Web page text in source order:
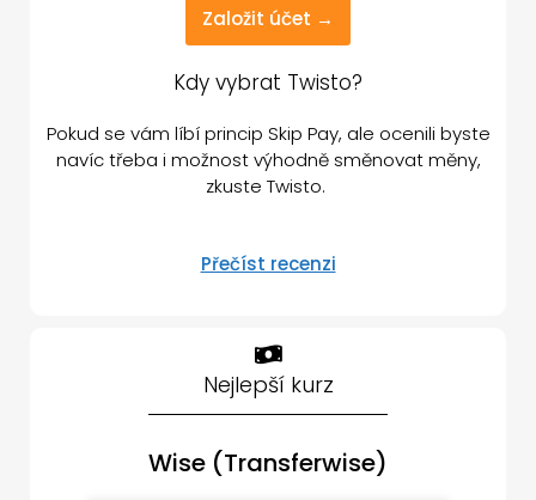
Založit účet →
Kdy vybrat Twisto?
Pokud se vám líbí princip Skip Pay, ale ocenili byste
navíc třeba i možnost výhodně směnovat měny,
zkuste Twisto.
Přečíst recenzi
Nejlepší kurz
Wise (Transferwise)